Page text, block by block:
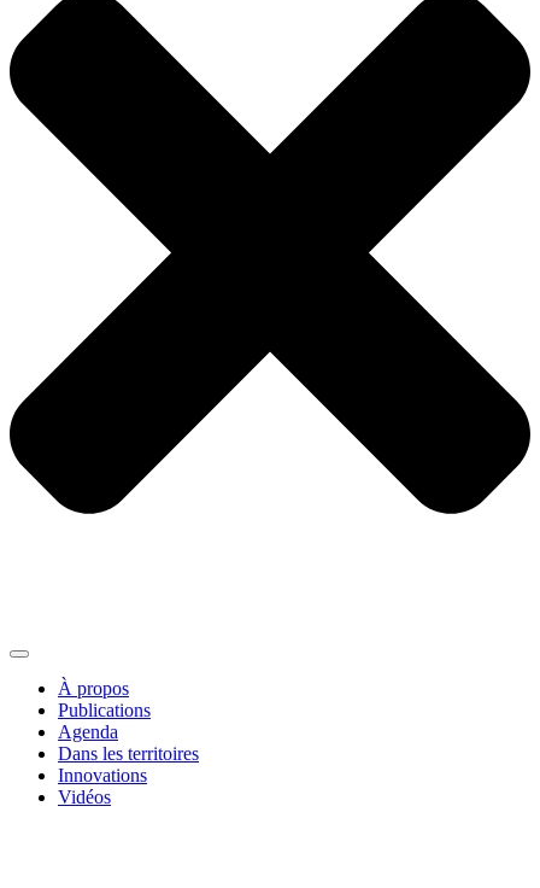
À propos
Publications
Agenda
Dans les territoires
Innovations
Vidéos